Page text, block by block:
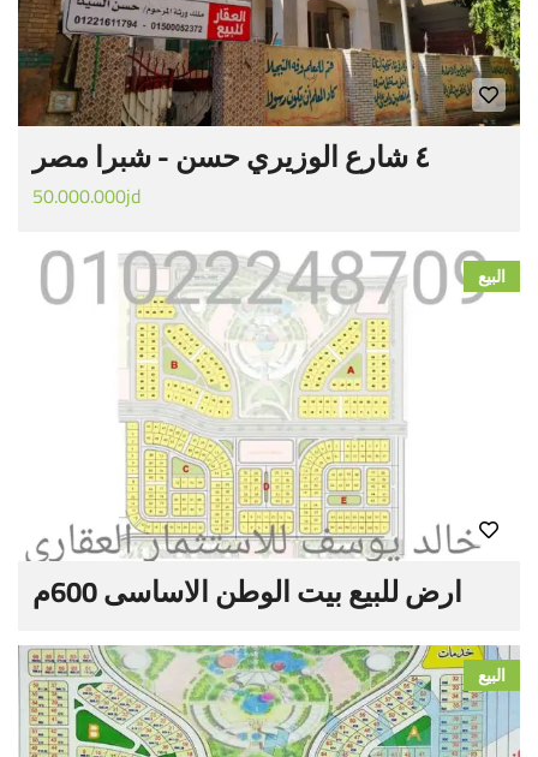
٤ شارع الوزيري حسن - شبرا مصر
50.000.000jd
البيع
ارض للبيع بيت الوطن الاساسى 600م
البيع